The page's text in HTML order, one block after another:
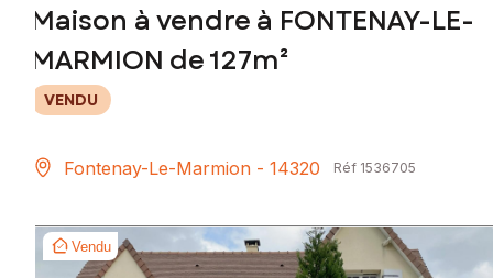
Maison à vendre à FONTENAY-LE-
MARMION de 127m²
VENDU
Fontenay-Le-Marmion - 14320 Réf 1536705
Vendu